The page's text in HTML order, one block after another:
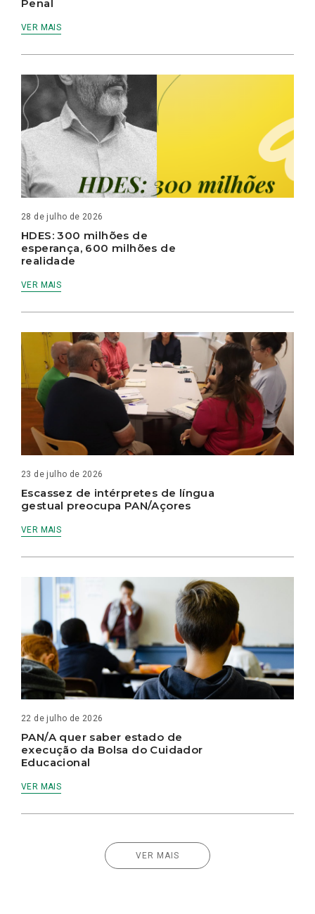
Penal
VER MAIS
28 de julho de 2026
HDES: 300 milhões de
esperança, 600 milhões de
realidade
VER MAIS
23 de julho de 2026
Escassez de intérpretes de língua
gestual preocupa PAN/Açores
VER MAIS
22 de julho de 2026
PAN/A quer saber estado de
execução da Bolsa do Cuidador
Educacional
VER MAIS
VER MAIS